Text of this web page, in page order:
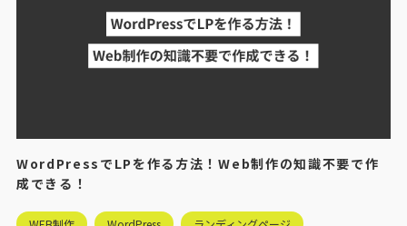
WordPressでLPを作る方法！Web制作の知識不要で作
成できる！